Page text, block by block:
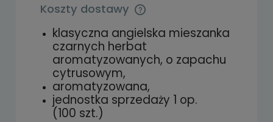
Koszty dostawy
Cena nie zawiera ewentualnych kosztów
płatności
klasyczna angielska mieszanka
czarnych herbat
aromatyzowanych, o zapachu
cytrusowym,
aromatyzowana,
jednostka sprzedaży 1 op.
(100 szt.)